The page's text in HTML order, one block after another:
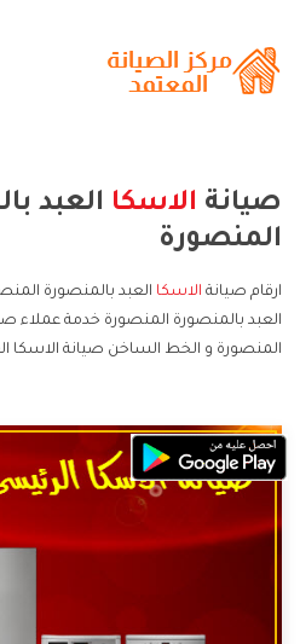
صيانة الاسكا العبد
المنصورة
ارقام صيانة الاسكا العبد بالمنصورة
العبد بالمنصورة المنصورة خدمة عملاء
المنصورة و الخط الساخن صيانة الاسكا